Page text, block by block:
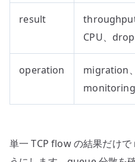
result
throughput
CPU、
operation
migration
monitoring
単一 TCP flow の結果だけ